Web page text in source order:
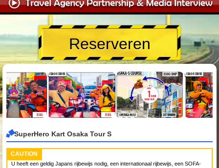
Reserveren
SuperHero Kart Osaka Tour S
CAUTION
U heeft een geldig Japans rijbewijs nodig, een internationaal rijbewijs, een SOFA-